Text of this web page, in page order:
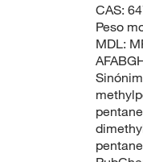
CAS:
Peso
MDL: